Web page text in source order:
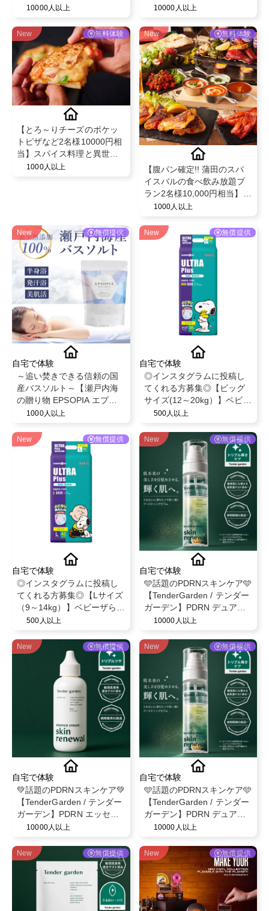
シートマスク 30g × 5枚 モ
10000人以上
シートマスク 30g × 5枚 モ
10000人以上
New 無料体験
【とろ～りチーズのポケッ
トピザなど2名様10000円相
当】スパイス料理と異世界
空間で話題のビストロ"MAD
1000人以上
New 無料体験
【腹パン確定!! 蒲田のスパ
イスバルの食べ飲み放題プ
ラン2名様10,000円相当】チ
ーズやスパイスを駆使した
無償提供♪
1000人以上
New 無償提供
自宅で体験
～追い焚きできる信頼の国
産バスソルト～【瀬戸内海
の贈り物 EPSOPIA エプソ
ピア】@EPSOPIA
1000人以上
New 無償提供
自宅で体験
◎インスタグラムに投稿し
てくれる方募集◎【ビッグ
サイズ(12～20kg）】ベビー
ザらス限定！ベビー紙おむ
イン◎ベビー育児用品◎
500人以上
New 無償提供
自宅で体験
◎インスタグラムに投稿し
てくれる方募集◎【Lサイズ
（9～14kg）】ベビーザらス
限定！ベビー紙おむつパン
ベビー育児用品◎
500人以上
New 無償提供
自宅で体験
🩵話題のPDRNスキンケア🩵
【TenderGarden / テンダー
ガーデン】PDRN デュアル
ブースト 美容液ミスト モニ
10000人以上
New 無償提供
自宅で体験
💚話題のPDRNスキンケア💚
【TenderGarden / テンダー
ガーデン】PDRN エッセン
スクリーム 80ml モニター募
10000人以上
New 無償提供
自宅で体験
🩵話題のPDRNスキンケア🩵
【TenderGarden / テンダー
ガーデン】PDRN デュアル
ブースト 美容液ミスト モニ
10000人以上
New 無償提供 New 無償提供